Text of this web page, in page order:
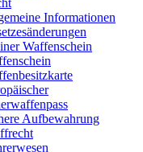
Informationen
Waffenschein
Aufbewahrung